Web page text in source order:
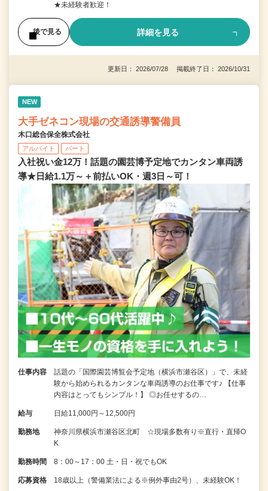
★未経験者歓迎！
後で見る 詳細を見る
更新日： 2026/07/28 掲載終了日： 2026/10/31
NEW
大手ゼネコン現場の交通誘導警備員
木口総合保全株式会社
アルバイト パート
入社祝い金12万！話題の園芸博予定地でカンタン車両誘
導★日給1.1万～＋前払いOK・週3日～可！
仕事内容
話題の「国際園芸博覧会予定地（横浜市瀬谷区）」で、未経
験から始められるカンタンな車両誘導のお仕事です♪ 【仕事
内容はとってもシンプル！】 ◎お任せするの…
給与 日給11,000円～12,500円
勤務地
神奈川県横浜市瀬谷区北町 ☆現場多数有り※直行・直帰O
K
勤務時間 8：00～17：00 土・日・祝でもOK
応募資格 18歳以上（警備業法による※例外事由2号）、未経験OK！